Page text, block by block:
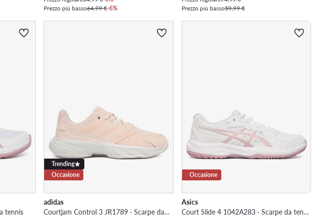
Prezzo più basso64,99 €-6%
Prezzo più basso59,99 €
tennis
Trending
Occasione
adidas
Courtjam Control 3 JR1789 · Scarpe da tennis
Occasione
Asics
Court Slide 4 1042A283 · Scarpe da tennis